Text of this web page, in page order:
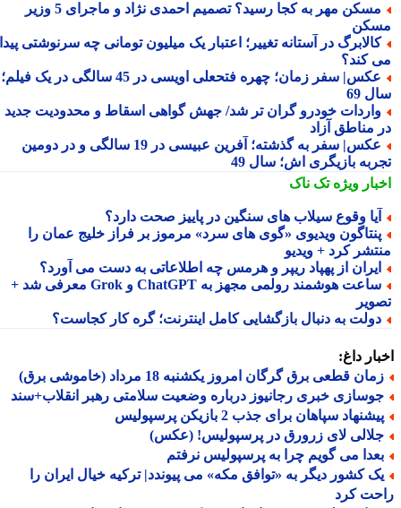
مسکن مهر به کجا رسید؟ تصمیم احمدی نژاد و ماجرای 5 وزیر
در آستانه تغییر؛ اعتبار یک میلیون تومانی چه سرنوشتی پیدا
کند؟
عکس| سفر زمان؛ چهره فتحعلی اویسی در 45 سالگی در یک فیلم؛
69
خودرو گران تر شد/ جهش گواهی اسقاط و محدودیت جدید
مناطق آزاد
عکس| سفر به گذشته؛ آفرین عبیسی در 19 سالگی و در دومین
بازیگری اش؛ سال 49
ویژهتک ناک
وقوع سیلاب های سنگین در پاییز صحت دارد؟
ویدیوی «گوی های سرد» مرموز بر فراز خلیج عمان را
کرد + ویدیو
از پهپاد ریپر و هرمس چه اطلاعاتی به دست می آورد؟
ساعت هوشمند رولمی مجهز به ChatGPT و Grok معرفی شد +
به دنبال بازگشایی کامل اینترنت؛ گره کار کجاست؟
داغ:
قطعی برق گرگان امروز یکشنبه 18 مرداد (خاموشی برق)
خبری رجانیوز درباره وضعیت سلامتی رهبر انقلاب+سند
سپاهان برای جذب 2 بازیکن پرسپولیس
لای زرورق در پرسپولیس! (عکس)
می گویم چرا به پرسپولیس نرفتم
کشور دیگر به «توافق مکه» می پیوندد| ترکیه خیال ایران را
کرد